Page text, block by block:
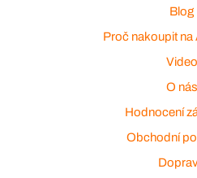
Blog
Proč nakoupit na
Video
O nás
Hodnocení
Obchodní